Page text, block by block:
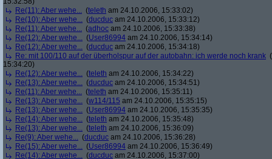
Re(11): Aber wehe... (teleth am 24.10.2006, 15:33:02)
Re(10): Aber wehe... (ducduc am 24.10.2006, 15:33:12)
Re(11): Aber wehe... (adhoc am 24.10.2006, 15:33:38)
Re(12): Aber wehe... (User86994 am 24.10.2006, 15:34:14)
Re(12): Aber wehe... (ducduc am 24.10.2006, 15:34:18)
Re: mit 100/110 auf der überholspur auf der autobahn: ich werde noch krank (
15:34:20)
Re(12): Aber wehe... (teleth am 24.10.2006, 15:34:22)
Re(13): Aber wehe... (ducduc am 24.10.2006, 15:34:51)
Re(11): Aber wehe... (teleth am 24.10.2006, 15:35:11)
Re(13): Aber wehe... (w114/115 am 24.10.2006, 15:35:15)
Re(13): Aber wehe... (User86994 am 24.10.2006, 15:35:35)
Re(14): Aber wehe... (teleth am 24.10.2006, 15:35:48)
Re(13): Aber wehe... (teleth am 24.10.2006, 15:36:09)
Re(9): Aber wehe... (ducduc am 24.10.2006, 15:36:28)
Re(15): Aber wehe... (User86994 am 24.10.2006, 15:36:49)
Re(14): Aber wehe... (ducduc am 24.10.2006, 15:37:00)